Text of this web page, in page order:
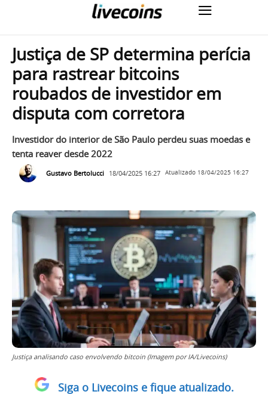
Justiça de SP determina perícia
para rastrear bitcoins
roubados de investidor em
disputa com corretora
Investidor do interior de São Paulo perdeu suas moedas e
tenta reaver desde 2022
Gustavo Bertolucci 18/04/2025 16:27 Atualizado 18/04/2025 16:27
Justiça analisando caso envolvendo bitcoin (Imagem por IA/Livecoins)
Siga o Livecoins e fique atualizado.